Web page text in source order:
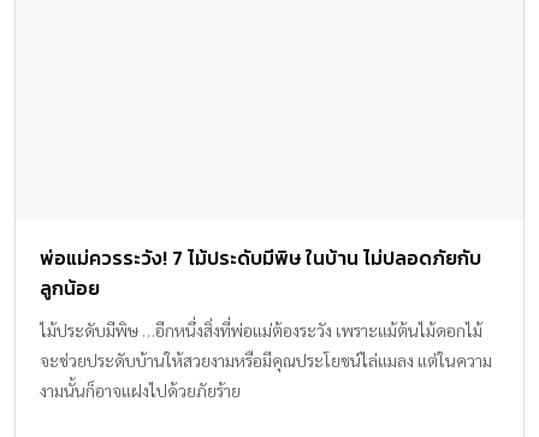
พ่อแม่ควรระวัง! 7 ไม้ประดับมีพิษ ในบ้าน ไม่ปลอดภัยกับ
ลูกน้อย
ไม้ประดับมีพิษ …อีกหนึ่งสิ่งที่พ่อแม่ต้องระวัง เพราะแม้ต้นไม้ดอกไม้
จะช่วยประดับบ้านให้สวยงามหรือมีคุณประโยชน์ไล่แมลง แต่ในความ
งามนั้นก็อาจแฝงไปด้วยภัยร้าย